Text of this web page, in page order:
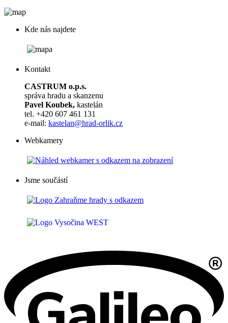
Kde nás najdete
Kontakt
CASTRUM o.p.s.
správa hradu a skanzenu
Pavel Koubek, kastelán
tel. +420 607 461 131
e-mail: kastelan@hrad-orlik.cz
Webkamery
Jsme součástí